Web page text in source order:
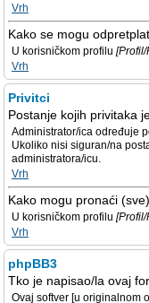
Vrh
Kako se mogu
U korisničkom profilu [Profil/
Vrh
Privitci
Postanje kojih privitaka
Administrator/ica određuje
Ukoliko nisi siguran/na
administratora/icu.
Vrh
Kako mogu pronaći
U korisničkom profilu [Profil/
Vrh
phpBB3
Tko je napisao/la ovaj
Ovaj softver [u originalnom